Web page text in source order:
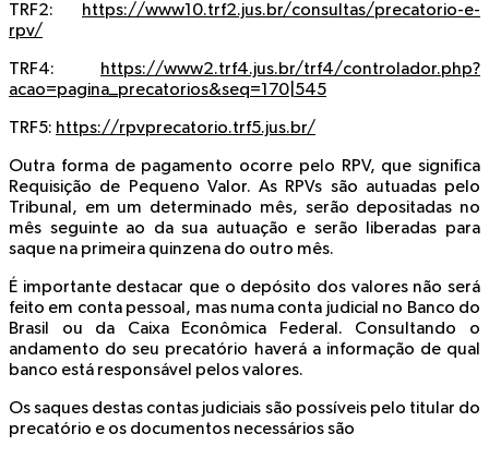
TRF2:
https://www10.trf2.jus.br/consultas/precatorio-e-
rpv/
TRF4:
https://www2.trf4.jus.br/trf4/controlador.php?
acao=pagina_precatorios&seq=170|545
TRF5: https://rpvprecatorio.trf5.jus.br/
Outra forma de pagamento ocorre pelo RPV, que significa
Requisição de Pequeno Valor. As RPVs são autuadas pelo
Tribunal, em um determinado mês, serão depositadas no
mês seguinte ao da sua autuação e serão liberadas para
saque na primeira quinzena do outro mês.
É importante destacar que o depósito dos valores não será
feito em conta pessoal, mas numa conta judicial no Banco do
Brasil ou da Caixa Econômica Federal. Consultando o
andamento do seu precatório haverá a informação de qual
banco está responsável pelos valores.
Os saques destas contas judiciais são possíveis pelo titular do
precatório e os documentos necessários são